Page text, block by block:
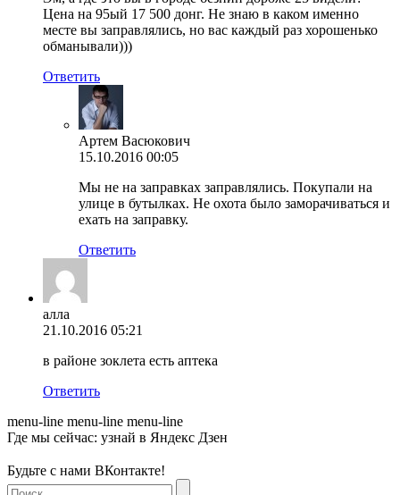
Цена на 95ый 17 500 донг. Не знаю в каком именно
месте вы заправлялись, но вас каждый раз хорошенько
обманывали)))
Ответить
Артем Васюкович
15.10.2016 00:05
Мы не на заправках заправлялись. Покупали на
улице в бутылках. Не охота было заморачиваться и
ехать на заправку.
Ответить
алла
21.10.2016 05:21
в районе зоклета есть аптека
Ответить
menu-line menu-line menu-line
Где мы сейчас: узнай в Яндекс Дзен
Будьте с нами ВКонтакте!